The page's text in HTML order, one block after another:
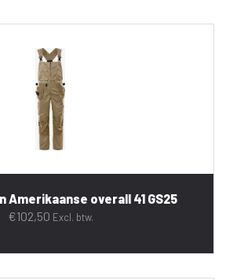
Amerikaanse overall 41 GS25
€102,50 Excl. btw.